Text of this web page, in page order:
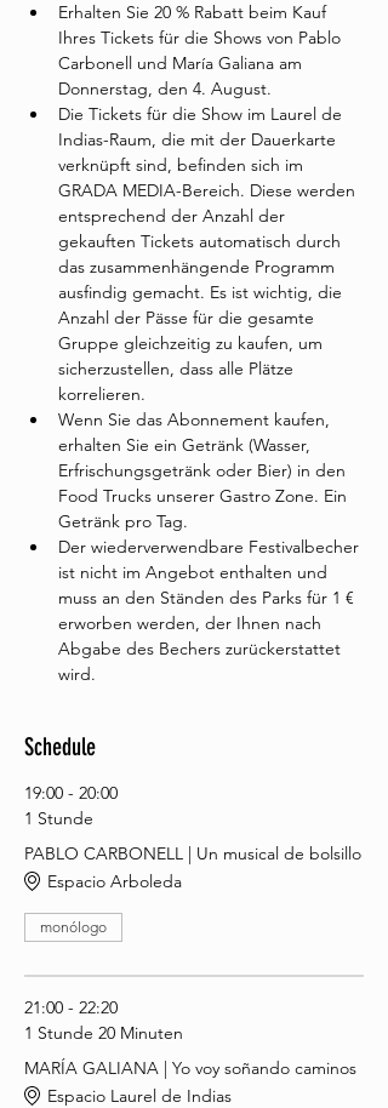
Erhalten Sie 20 % Rabatt beim Kauf
Ihres Tickets für die Shows von Pablo
Carbonell und María Galiana am
Donnerstag, den 4. August.
Die Tickets für die Show im Laurel de
Indias-Raum, die mit der Dauerkarte
verknüpft sind, befinden sich im
GRADA MEDIA-Bereich. Diese werden
entsprechend der Anzahl der
gekauften Tickets automatisch durch
das zusammenhängende Programm
ausfindig gemacht. Es ist wichtig, die
Anzahl der Pässe für die gesamte
Gruppe gleichzeitig zu kaufen, um
sicherzustellen, dass alle Plätze
korrelieren.
Wenn Sie das Abonnement kaufen,
erhalten Sie ein Getränk (Wasser,
Erfrischungsgetränk oder Bier) in den
Food Trucks unserer Gastro Zone. Ein
Getränk pro Tag.
Der wiederverwendbare Festivalbecher
ist nicht im Angebot enthalten und
muss an den Ständen des Parks für 1 €
erworben werden, der Ihnen nach
Abgabe des Bechers zurückerstattet
wird.
Schedule
19:00 - 20:00
1 Stunde
PABLO CARBONELL | Un musical de bolsillo
Espacio Arboleda
monólogo
21:00 - 22:20
1 Stunde 20 Minuten
MARÍA GALIANA | Yo voy soñando caminos
Espacio Laurel de Indias